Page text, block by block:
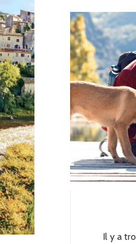
Il y a